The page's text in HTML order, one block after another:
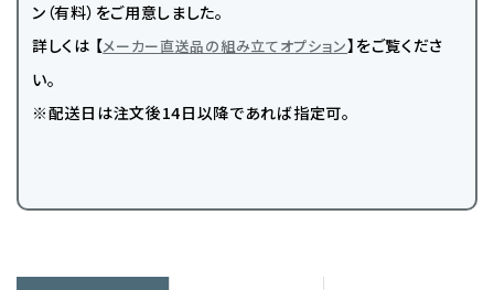
ン（有料）をご用意しました。
詳しくは 【メーカー直送品の組み立てオプション】をご覧くださ
い。
※配送日は注文後14日以降であれば指定可。